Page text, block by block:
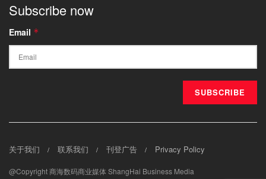
Subscribe now
Email *
关于我们 联系我们 刊登广告 Privacy Policy
@Copyright 商海数码商业媒体 ShangHai Business Media